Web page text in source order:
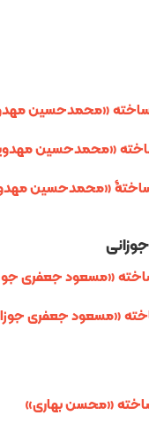
ساخته‌ «محمدحسین
«محمدحسین
ساختۀ «محمدحسین
«مسعود جعفری
«مسعود جعفری
ساخته‌ «محسن بهاری»